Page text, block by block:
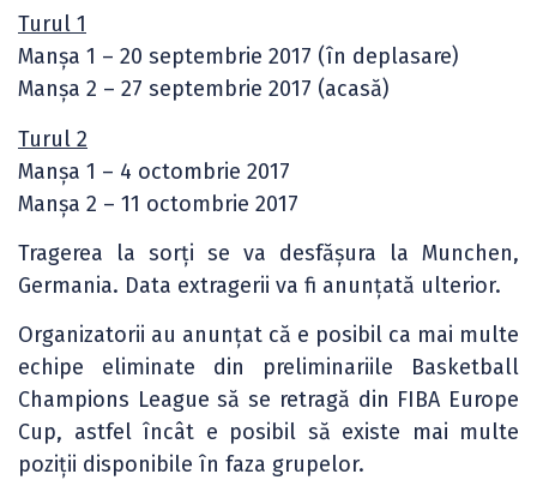
Turul 1
Manșa 1 – 20 septembrie 2017 (în deplasare)
Manșa 2 – 27 septembrie 2017 (acasă)
Turul 2
Manșa 1 – 4 octombrie 2017
Manșa 2 – 11 octombrie 2017
Tragerea la sorți se va desfășura la Munchen,
Germania. Data extragerii va fi anunțată ulterior.
Organizatorii au anunțat că e posibil ca mai multe
echipe eliminate din preliminariile Basketball
Champions League să se retragă din FIBA Europe
Cup, astfel încât e posibil să existe mai multe
poziții disponibile în faza grupelor.